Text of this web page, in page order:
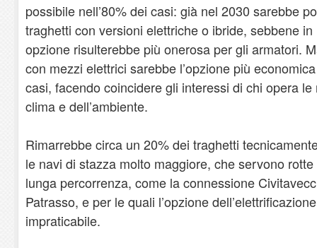
possibile nell’80% dei casi: già nel 2030 sarebbe
traghetti con versioni elettriche o ibride, sebbene
opzione risulterebbe più onerosa per gli armatori.
con mezzi elettrici sarebbe l’opzione più
casi, facendo coincidere gli interessi di chi opera
clima e dell’ambiente.
Rimarrebbe circa un 20% dei traghetti
le navi di stazza molto maggiore, che servono
lunga percorrenza, come la connessione
Patrasso, e per le quali l’opzione
impraticabile.